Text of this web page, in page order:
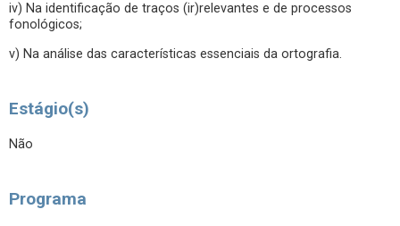
iv) Na identificação de traços (ir)relevantes e de processos
fonológicos;
v) Na análise das características essenciais da ortografia.
Estágio(s)
Não
Programa